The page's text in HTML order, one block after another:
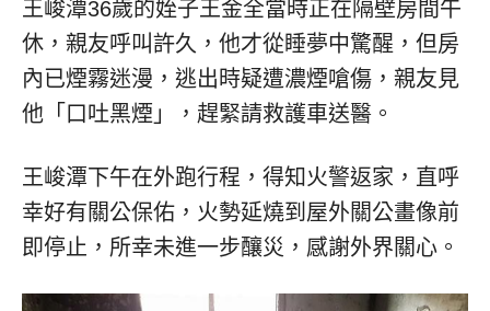
王峻潭36歲的姪子王金全當時正在隔壁房間午
休，親友呼叫許久，他才從睡夢中驚醒，但房
內已煙霧迷漫，逃出時疑遭濃煙嗆傷，親友見
他「口吐黑煙」，趕緊請救護車送醫。
王峻潭下午在外跑行程，得知火警返家，直呼
幸好有關公保佑，火勢延燒到屋外關公畫像前
即停止，所幸未進一步釀災，感謝外界關心。